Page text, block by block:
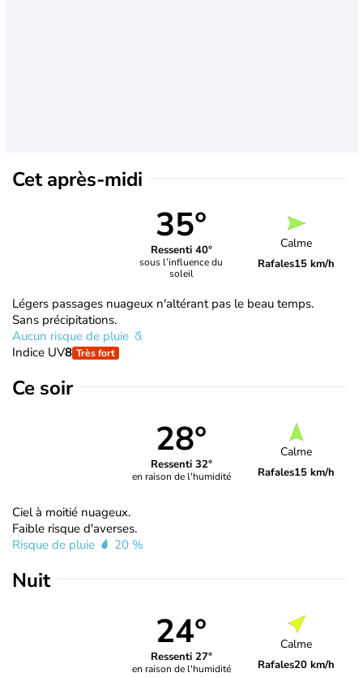
Cet après-midi
35°
Ressenti 40°
sous l’influence du
soleil
Calme
Rafales15 km/h
Légers passages nuageux n'altérant pas le beau temps.
Sans précipitations.
Aucun risque de pluie
Indice UV8 Très fort
Ce soir
28°
Ressenti 32°
en raison de l'humidité
Calme
Rafales15 km/h
Ciel à moitié nuageux.
Faible risque d'averses.
Risque de pluie
20 %
Nuit
24°
Ressenti 27°
en raison de l'humidité
Calme
Rafales20 km/h